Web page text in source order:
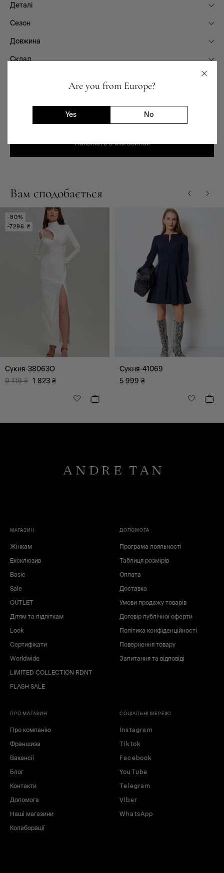
Are you from Europe?
Yes No
Деталі
Сезон
Довжина
Склад
Доставка та повернення
Наявність в магазинах
Вам сподобається
-80%
-7296 ₴
Сукня-38063O
9 119 ₴ 1 823 ₴
Сукня-41069
5 999 ₴
МАГАЗИН
Жінкам
Ексклюзив
Basic
Sale
OUTLET
Дітям та підліткам
Look
Сертифікати
Worldwide
LIMITED COLLECTION RDNT
FLASH SALE
ДОПОМОГА
Програма лояльності
Таблиця розмірів
Оплата
Доставка
Умови продажу товарів
Договір публічної оферти
Політика конфіденційності
Повернення товару
Запитання та відповіді
ПРО МАГАЗИН
Про компанію
Франшиза
Вакансії
Блог
Контакти
Допомога
Наші магазини
Колаборації
СОЦІАЛЬНІ МЕРЕЖІ
Instagram
Tiktok
Facebook
YouTube
Telegram
Viber
WhatsApp